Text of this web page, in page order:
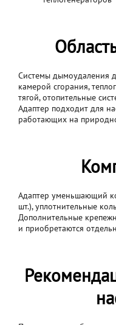
Системы дымоудаления
камерой сгорания,
тягой, отопительные
Адаптер подходит для
работающих на
Адаптер уменьшающий
шт.), уплотнительные
Дополнительные
и приобретаются